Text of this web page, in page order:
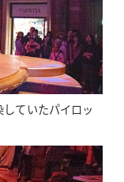
ていたパイロッ